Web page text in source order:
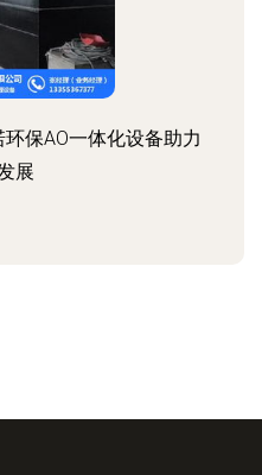
保AO一体化设备助力
展